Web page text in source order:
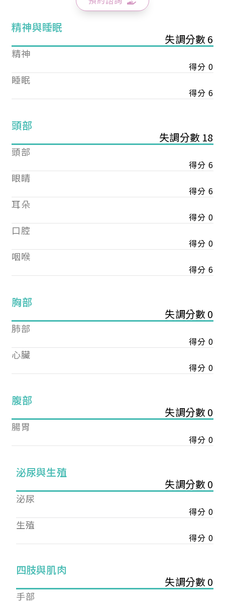
精神與睡眠
失調分數 6
精神
得分 0
睡眠
得分 6
頭部
失調分數 18
頭部
得分 6
眼睛
得分 6
耳朵
得分 0
口腔
得分 0
咽喉
得分 6
胸部
失調分數 0
肺部
得分 0
心臟
得分 0
腹部
失調分數 0
腸胃
得分 0
泌尿與生殖
失調分數 0
泌尿
得分 0
生殖
得分 0
四肢與肌肉
失調分數 0
手部
您已成功送出會員申請
您好，您的會員申請，已成功送出，經本協會理事